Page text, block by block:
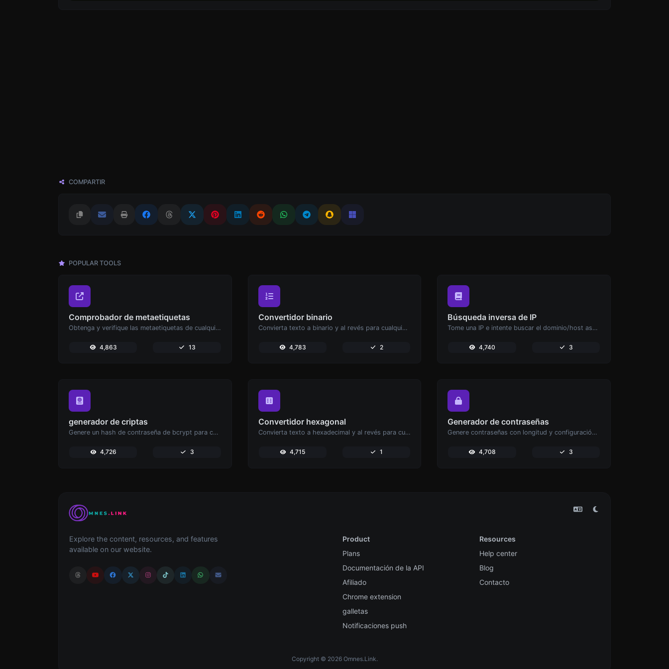
COMPARTIR
POPULAR TOOLS
Comprobador de metaetiquetas
Obtenga y verifique las metaetiquetas de cualquier sitio web.
4,863 13
Convertidor binario
Convierta texto a binario y al revés para cualquier entrada de cadena.
4,783 2
Búsqueda inversa de IP
Tome una IP e intente buscar el dominio/host asociado a ella.
4,740 3
generador de criptas
Genere un hash de contraseña de bcrypt para cualquier entrada de cadena.
4,726 3
Convertidor hexagonal
Convierta texto a hexadecimal y al revés para cualquier entrada de cadena.
4,715 1
Generador de contraseñas
Genere contraseñas con longitud y configuración personalizadas.
4,708 3
Explore the content, resources, and features
available on our website.
Product
Plans
Documentación de la API
Afiliado
Chrome extension
galletas
Notificaciones push
Resources
Help center
Blog
Contacto
Copyright © 2026 Omnes.Link.